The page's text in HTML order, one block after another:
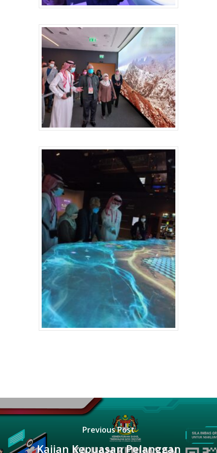
Previous Post
Kajian Kepuasan Pelanggan